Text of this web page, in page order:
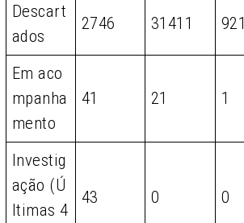
Descart
ados
2746 31411 921
Em aco
mpanha
mento
41 21 1
Investig
ação (Ú
ltimas 4
43 0 0